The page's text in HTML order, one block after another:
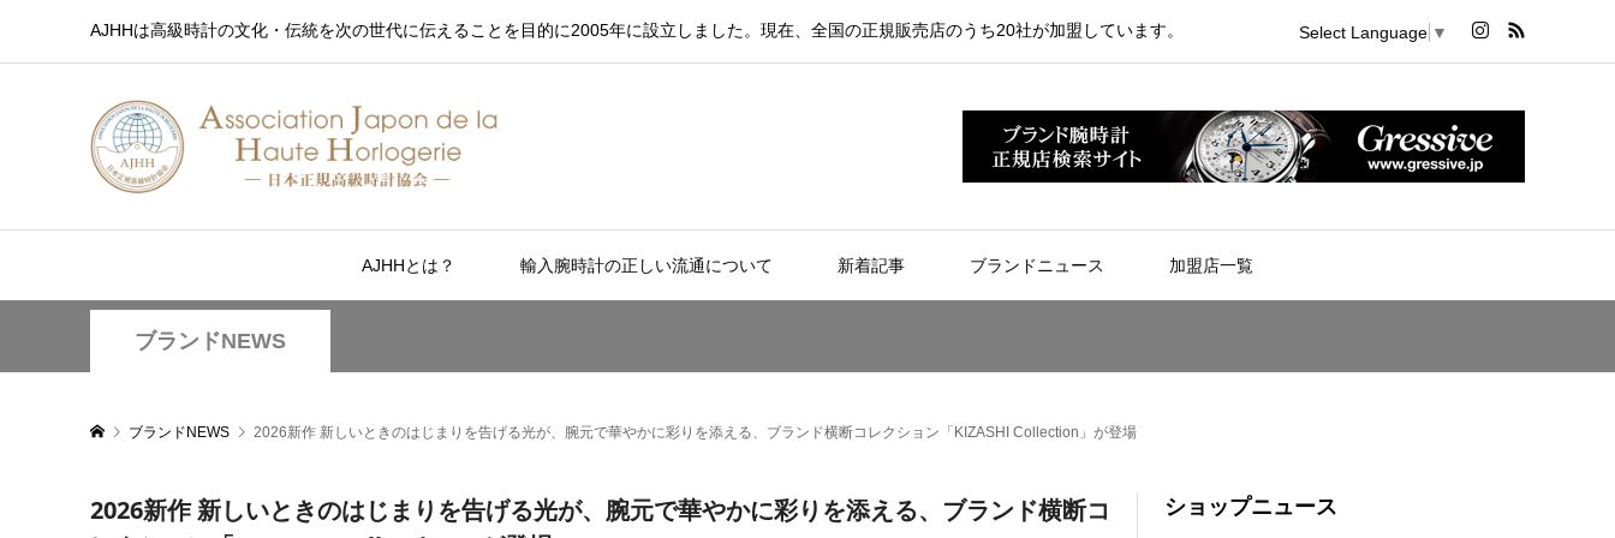
AJHHは高級時計の文化・伝統を次の世代に伝えることを目的に2005年に設立しました。現在、全国の正規販売店のうち20社が加盟しています。 Select Language ▼
AJHHとは？ 輸入腕時計の正しい流通について 新着記事 ブランドニュース 加盟店一覧
ブランドNEWS
ブランドNEWS 2026新作 新しいときのはじまりを告げる光が、腕元で華やかに彩りを添える、ブランド横断コレクション「KIZASHI Collection」が登場
2026新作 新しいときのはじまりを告げる光が、腕元で華やかに彩りを添える、ブランド横断コ
ショップニュース